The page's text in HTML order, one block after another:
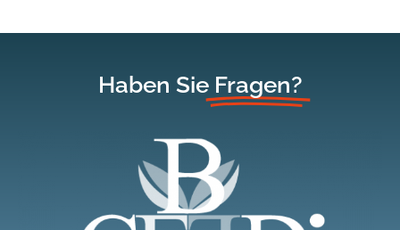
Haben Sie Fragen?